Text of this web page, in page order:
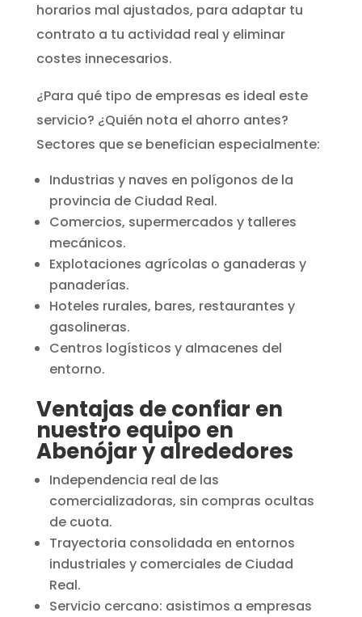
horarios mal ajustados, para adaptar tu
contrato a tu actividad real y eliminar
costes innecesarios.
¿Para qué tipo de empresas es ideal este
servicio? ¿Quién nota el ahorro antes?
Sectores que se benefician especialmente:
Industrias y naves en polígonos de la
provincia de Ciudad Real.
Comercios, supermercados y talleres
mecánicos.
Explotaciones agrícolas o ganaderas y
panaderías.
Hoteles rurales, bares, restaurantes y
gasolineras.
Centros logísticos y almacenes del
entorno.
Ventajas de confiar en
nuestro equipo en
Abenójar y alrededores
Independencia real de las
comercializadoras, sin compras ocultas
de cuota.
Trayectoria consolidada en entornos
industriales y comerciales de Ciudad
Real.
Servicio cercano: asistimos a empresas